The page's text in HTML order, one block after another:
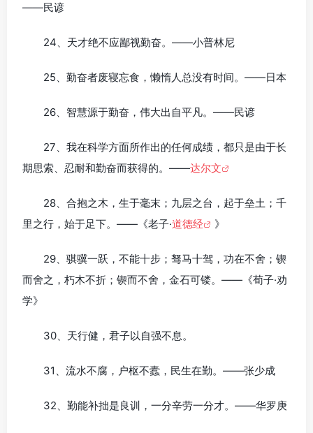
——民谚
24、天才绝不应鄙视勤奋。——小普林尼
25、勤奋者废寝忘食，懒惰人总没有时间。——日本
26、智慧源于勤奋，伟大出自平凡。——民谚
27、我在科学方面所作出的任何成绩，都只是由于长
期思索、忍耐和勤奋而获得的。——达尔文
28、合抱之木，生于毫末；九层之台，起于垒土；千
里之行，始于足下。——《老子·道德经 》
29、骐骥一跃，不能十步；驽马十驾，功在不舍；锲
而舍之，朽木不折；锲而不舍，金石可镂。——《荀子·劝
学》
30、天行健，君子以自强不息。
31、流水不腐，户枢不蠹，民生在勤。——张少成
32、勤能补拙是良训，一分辛劳一分才。——华罗庚